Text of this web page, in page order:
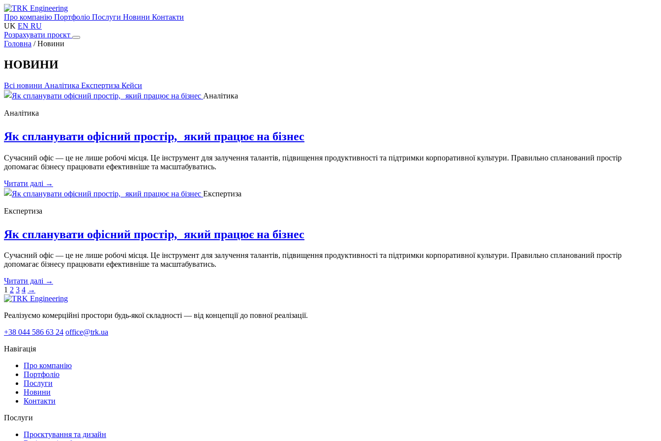
Про компанію Портфоліо Послуги Новини Контакти
UK EN RU
Розрахувати проєкт
Головна / Новини
НОВИНИ
Всі новини Аналітика Експертиза Кейси
Аналітика
Аналітика
Як спланувати офісний простір, який працює на бізнес
Сучасний офіс — це не лише робочі місця. Це інструмент для залучення талантів, підвищення продуктивності та підтримки корпоративної культури. Правильно спланований простір
допомагає бізнесу працювати ефективніше та масштабуватись.
Читати далі →
Експертиза
Експертиза
Як спланувати офісний простір, який працює на бізнес
Сучасний офіс — це не лише робочі місця. Це інструмент для залучення талантів, підвищення продуктивності та підтримки корпоративної культури. Правильно спланований простір
допомагає бізнесу працювати ефективніше та масштабуватись.
Читати далі →
1 2 3 4 →
Реалізуємо комерційні простори будь-якої складності — від концепції до повної реалізації.
+38 044 586 63 24 office@trk.ua
Навігація
Про компанію
Портфоліо
Послуги
Новини
Контакти
Послуги
Проєктування та дизайн